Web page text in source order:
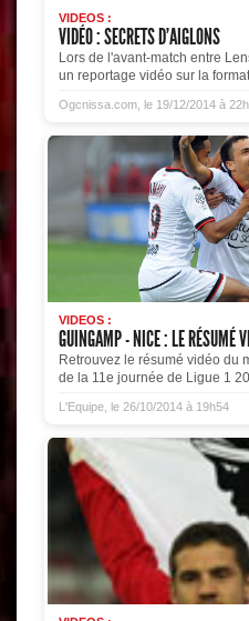
VIDEOS :
VIDÉO : SECRETS D'AIGLONS
Lors de l'avant-match entre
un reportage vidéo sur la
Ogcnissa.com, le 19/12/2014 à
VIDEOS :
GUINGAMP - NICE : LE RÉSUMÉ
Retrouvez le résumé vidéo du
de la 11e journée de Ligue 1
L'Equipe, le 26/10/2014 à 19h54